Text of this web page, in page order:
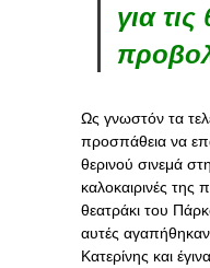
για τις
Ως γνωστόν τα
προσπάθεια να
θερινού σινεμά
καλοκαιρινές της
θεατράκι του
αυτές
Κατερίνης και